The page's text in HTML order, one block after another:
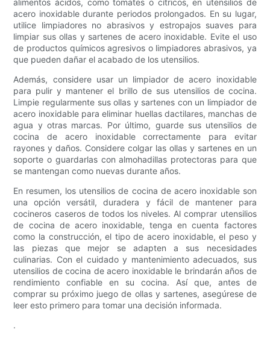
alimentos ácidos, como tomates o cítricos, en utensilios de
acero inoxidable durante periodos prolongados. En su lugar,
utilice limpiadores no abrasivos y estropajos suaves para
limpiar sus ollas y sartenes de acero inoxidable. Evite el uso
de productos químicos agresivos o limpiadores abrasivos, ya
que pueden dañar el acabado de los utensilios.
Además, considere usar un limpiador de acero inoxidable
para pulir y mantener el brillo de sus utensilios de cocina.
Limpie regularmente sus ollas y sartenes con un limpiador de
acero inoxidable para eliminar huellas dactilares, manchas de
agua y otras marcas. Por último, guarde sus utensilios de
cocina de acero inoxidable correctamente para evitar
rayones y daños. Considere colgar las ollas y sartenes en un
soporte o guardarlas con almohadillas protectoras para que
se mantengan como nuevas durante años.
En resumen, los utensilios de cocina de acero inoxidable son
una opción versátil, duradera y fácil de mantener para
cocineros caseros de todos los niveles. Al comprar utensilios
de cocina de acero inoxidable, tenga en cuenta factores
como la construcción, el tipo de acero inoxidable, el peso y
las piezas que mejor se adapten a sus necesidades
culinarias. Con el cuidado y mantenimiento adecuados, sus
utensilios de cocina de acero inoxidable le brindarán años de
rendimiento confiable en su cocina. Así que, antes de
comprar su próximo juego de ollas y sartenes, asegúrese de
leer esto primero para tomar una decisión informada.
.